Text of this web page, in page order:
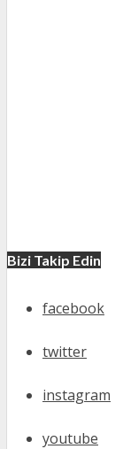
Bizi Takip Edin
facebook
twitter
instagram
youtube